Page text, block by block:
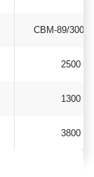
СВМ-89/
2500
1300
3800